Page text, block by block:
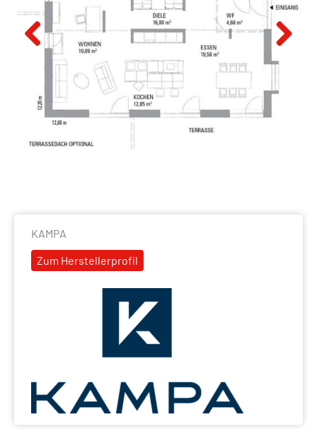
Previous Next
KAMPA
Zum Herstellerprofil